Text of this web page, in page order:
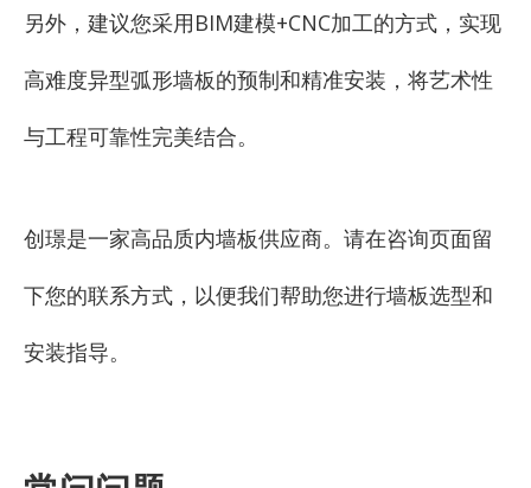
另外，建议您采用BIM建模+CNC加工的方式，实现
高难度异型弧形墙板的预制和精准安装，将艺术性
与工程可靠性完美结合。
创璟是一家高品质内墙板供应商。请在咨询页面留
下您的联系方式，以便我们帮助您进行墙板选型和
安装指导。